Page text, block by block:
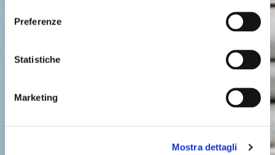
Preferenze
Statistiche
Marketing
Mostra dettagli